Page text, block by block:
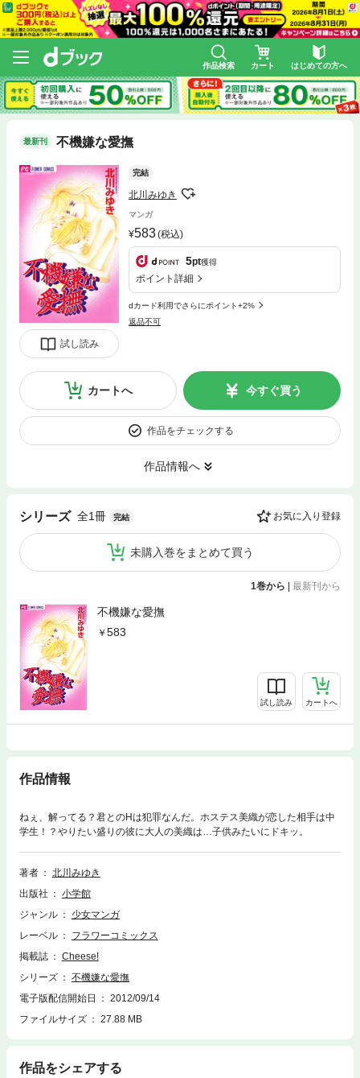
作品検索 カート はじめての方へ
最新刊 不機嫌な愛撫
試し読み
完結
北川みゆき
マンガ
583(税込)
5pt獲得
ポイント詳細
dカード利用でさらにポイント+2%
返品不可
カートへ 今すぐ買う
作品をチェックする
作品情報へ
シリーズ 全1冊 完結 お気に入り登録
未購入巻をまとめて買う
1巻から 最新刊から
不機嫌な愛撫
583
試し読み カートへ
作品情報
ねぇ、解ってる？君とのHは犯罪なんだ。ホステス美織が恋した相手は中
学生！？やりたい盛りの彼に大人の美織は…子供みたいにドキッ。
著者
北川みゆき
出版社
小学館
ジャンル
少女マンガ
レーベル
フラワーコミックス
掲載誌
Cheese!
シリーズ
不機嫌な愛撫
電子版配信開始日
2012/09/14
ファイルサイズ
27.88 MB
作品をシェアする